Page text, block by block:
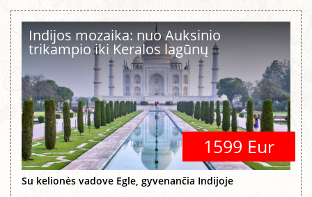
Indijos mozaika: nuo Auksinio
trikampio iki Keralos lagūnų
1599 Eur
Su kelionės vadove Egle, gyvenančia Indijoje